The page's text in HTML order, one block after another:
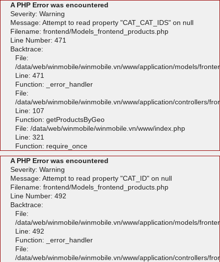
A PHP Error was encountered
Severity: Warning
Message: Attempt to read property "CAT_CAT_IDS" on null
Filename: frontend/Models_frontend_products.php
Line Number: 471
Backtrace:
File:
/data/web/winmobile/winmobile.vn/www/application/models/
Line: 471
Function: _error_handler
File:
/data/web/winmobile/winmobile.vn/www/application/controllers/
Line: 107
Function: getProductsByGeo
File: /data/web/winmobile/winmobile.vn/www/index.php
Line: 321
Function: require_once
A PHP Error was encountered
Severity: Warning
Message: Attempt to read property "CAT_ID" on null
Filename: frontend/Models_frontend_products.php
Line Number: 492
Backtrace:
File:
/data/web/winmobile/winmobile.vn/www/application/models/
Line: 492
Function: _error_handler
File:
/data/web/winmobile/winmobile.vn/www/application/controllers/